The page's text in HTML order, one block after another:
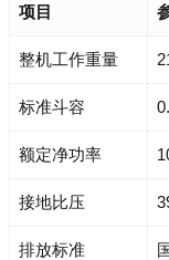
项目
整机工作重量
标准斗容
额定净功率
接地比压
排放标准